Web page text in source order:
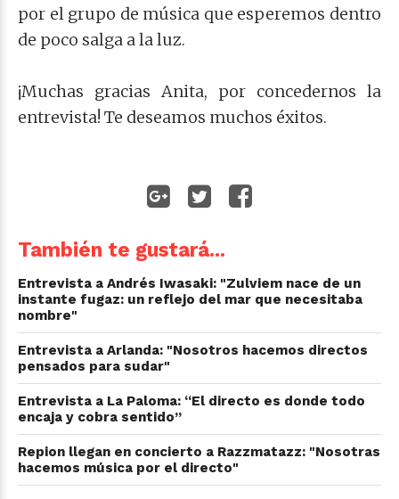
por el grupo de música que esperemos dentro
de poco salga a la luz.
¡Muchas gracias Anita, por concedernos la
entrevista! Te deseamos muchos éxitos.
También te gustará...
Entrevista a Andrés Iwasaki: "Zulviem nace de un
instante fugaz: un reflejo del mar que necesitaba
nombre"
Entrevista a Arlanda: "Nosotros hacemos directos
pensados para sudar"
Entrevista a La Paloma: “El directo es donde todo
encaja y cobra sentido”
Repion llegan en concierto a Razzmatazz: "Nosotras
hacemos música por el directo"